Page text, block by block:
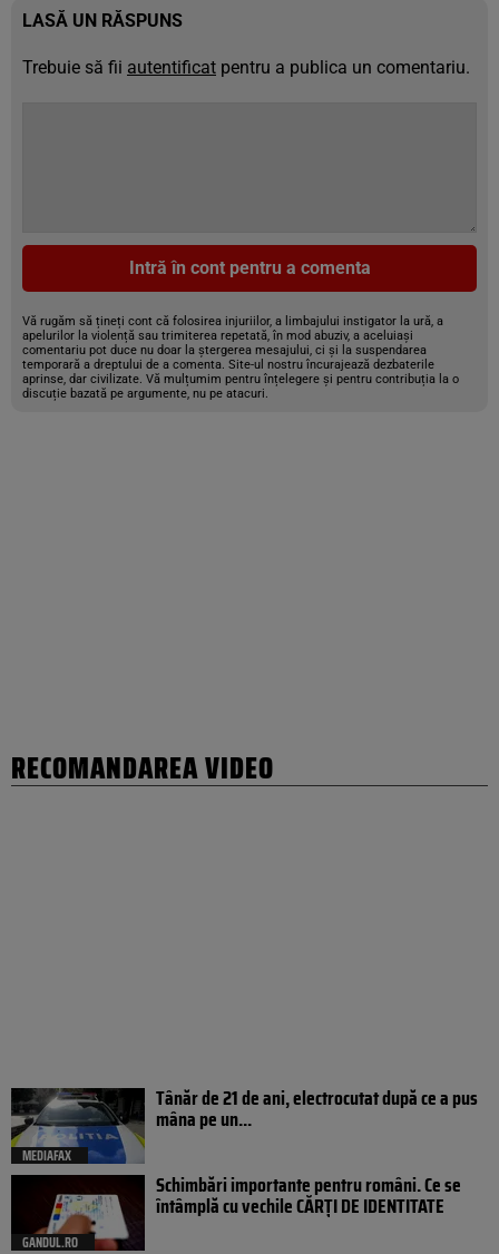
LASĂ UN RĂSPUNS
Trebuie să fii autentificat pentru a publica un comentariu.
Intră în cont pentru a comenta
Vă rugăm să țineți cont că folosirea injuriilor, a limbajului instigator la ură, a
apelurilor la violență sau trimiterea repetată, în mod abuziv, a aceluiași
comentariu pot duce nu doar la ștergerea mesajului, ci și la suspendarea
temporară a dreptului de a comenta. Site-ul nostru încurajează dezbaterile
aprinse, dar civilizate. Vă mulțumim pentru înțelegere și pentru contribuția la o
discuție bazată pe argumente, nu pe atacuri.
RECOMANDAREA VIDEO
MEDIAFAX
Tânăr de 21 de ani, electrocutat după ce a pus
mâna pe un...
GANDUL.RO
Schimbări importante pentru români. Ce se
întâmplă cu vechile CĂRȚI DE IDENTITATE